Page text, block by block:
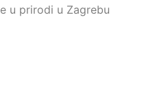
u prirodi u Zagrebu